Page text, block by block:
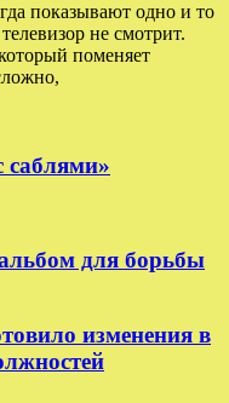
показывают одно и то
не смотрит.
поменяет
саблями»
для борьбы
изменения в